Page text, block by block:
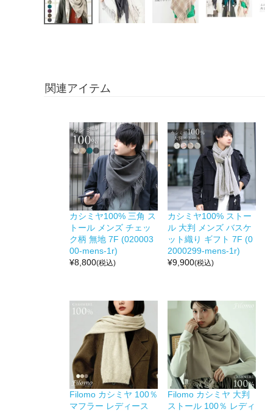
関連アイテム
カシミヤ100% 三角 ス
トール メンズ チェッ
ク柄 無地 7F (020003
00-mens-1r)
¥8,800(税込)
カシミヤ100% ストー
ル 大判 メンズ バスケ
ット織り ギフト 7F (0
2000299-mens-1r)
¥9,900(税込)
Filomo カシミヤ 100％
マフラー レディース
Filomo カシミヤ 大判
ストール 100％ レディ